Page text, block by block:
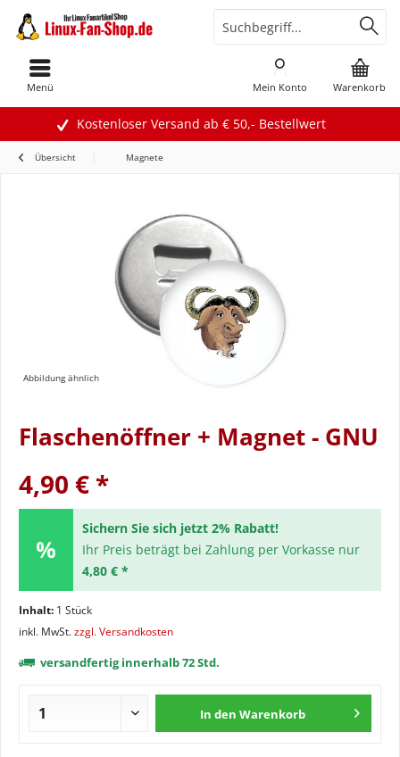
Kostenloser Versand ab € 50,- Bestellwert
Warenkorb
Mein Konto
Menü
Übersicht Magnete
Abbildung ähnlich
Flaschenöffner + Magnet - GNU
4,90 € *
Sichern Sie sich jetzt 2% Rabatt!
Ihr Preis beträgt bei Zahlung per Vorkasse nur
4,80 € *
Inhalt: 1 Stück
inkl. MwSt.zzgl. Versandkosten
versandfertig innerhalb 72 Std.
In den Warenkorb